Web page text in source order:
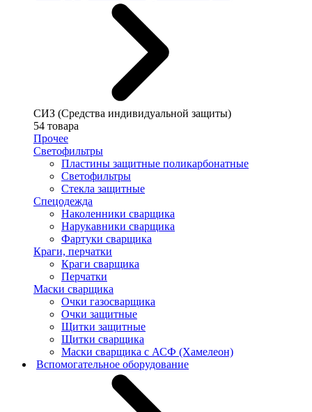
СИЗ (Средства индивидуальной защиты)
54 товара
Прочее
Светофильтры
Пластины защитные поликарбонатные
Светофильтры
Стекла защитные
Спецодежда
Наколенники сварщика
Нарукавники сварщика
Фартуки сварщика
Краги, перчатки
Краги сварщика
Перчатки
Маски сварщика
Очки газосварщика
Очки защитные
Щитки защитные
Щитки сварщика
Маски сварщика с АСФ (Хамелеон)
Вспомогательное оборудование